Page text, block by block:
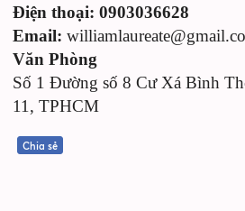
Điện thoại: 0903036628
Email:
Văn Phòng
Số 1 Đường số 8 Cư Xá Bình
11, TPHCM
Chia sẻ